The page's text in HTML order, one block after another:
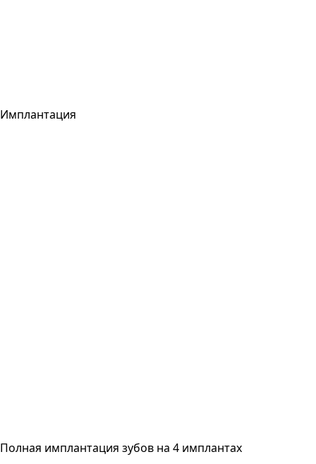
Имплантация
Полная имплантация зубов на 4 имплантах